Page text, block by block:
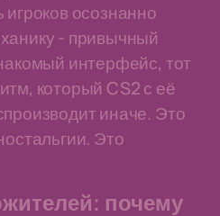
осознанно
- привычный
интерфейс, тот
который CS2 с её
иначе. Это
Это
почему